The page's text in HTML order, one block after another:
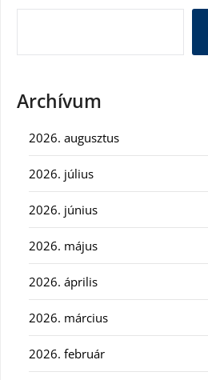
Archívum
2026. augusztus
2026. július
2026. június
2026. május
2026. április
2026. március
2026. február